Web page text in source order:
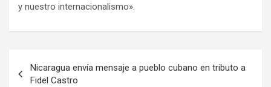
y nuestro internacionalismo».
Nicaragua envía mensaje a pueblo cubano en tributo a
Fidel Castro